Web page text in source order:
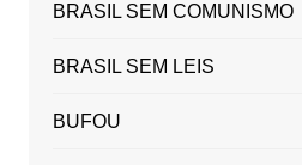
BRASIL SEM COMUNISMO
BRASIL SEM LEIS
BUFOU